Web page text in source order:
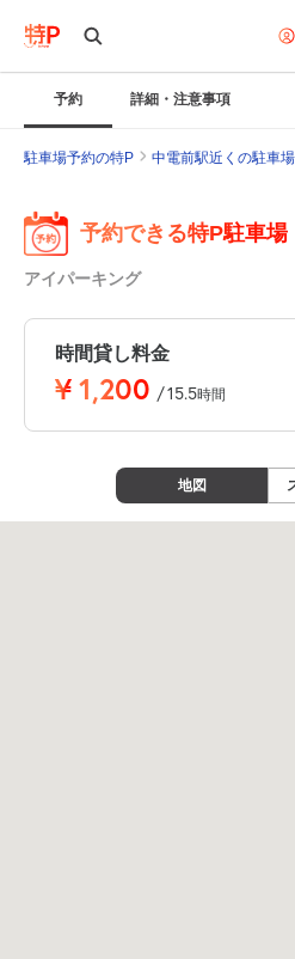
予約 詳細・注意事項
駐車場予約の特P 中電前駅近くの駐車場
予約できる特P駐車場
アイパーキング
時間貸し料金
¥1,200 /15.5時間
地図